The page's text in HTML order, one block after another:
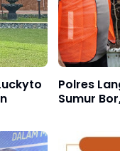
Polres Langsa
Sumur